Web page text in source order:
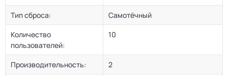
Тип сброса:
Самотёчный
Количество
пользователей:
10
Производительность:
2